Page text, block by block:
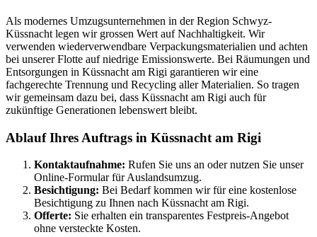
Als modernes Umzugsunternehmen in der Region Schwyz-
Küssnacht legen wir grossen Wert auf Nachhaltigkeit. Wir
verwenden wiederverwendbare Verpackungsmaterialien und achten
bei unserer Flotte auf niedrige Emissionswerte. Bei Räumungen und
Entsorgungen in Küssnacht am Rigi garantieren wir eine
fachgerechte Trennung und Recycling aller Materialien. So tragen
wir gemeinsam dazu bei, dass Küssnacht am Rigi auch für
zukünftige Generationen lebenswert bleibt.
Ablauf Ihres Auftrags in Küssnacht am Rigi
Kontaktaufnahme: Rufen Sie uns an oder nutzen Sie unser
Online-Formular für Auslandsumzug.
Besichtigung: Bei Bedarf kommen wir für eine kostenlose
Besichtigung zu Ihnen nach Küssnacht am Rigi.
Offerte: Sie erhalten ein transparentes Festpreis-Angebot
ohne versteckte Kosten.